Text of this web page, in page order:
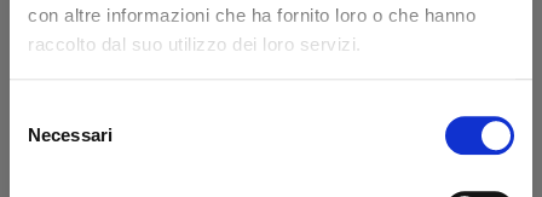
con altre informazioni che ha fornito loro o che hanno
raccolto dal suo utilizzo dei loro servizi.
delNecessari
Code: 14217L Code: 14218L